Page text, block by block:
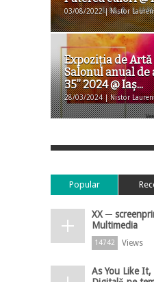
03/08/2022 | Nistor
Expoziția de
Salonul anual de
35” 2024 @ Iaş...
28/03/2024 | Nistor
Popular
XX ─
Multimedia
14742 Views
As You Like